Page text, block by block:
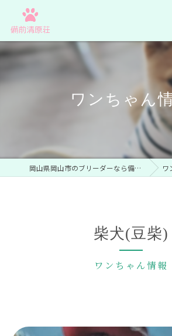
ワンちゃん
岡山県岡山市のブリーダーなら備前清原荘 ワ
ワンちゃん情報
柴犬(豆柴)